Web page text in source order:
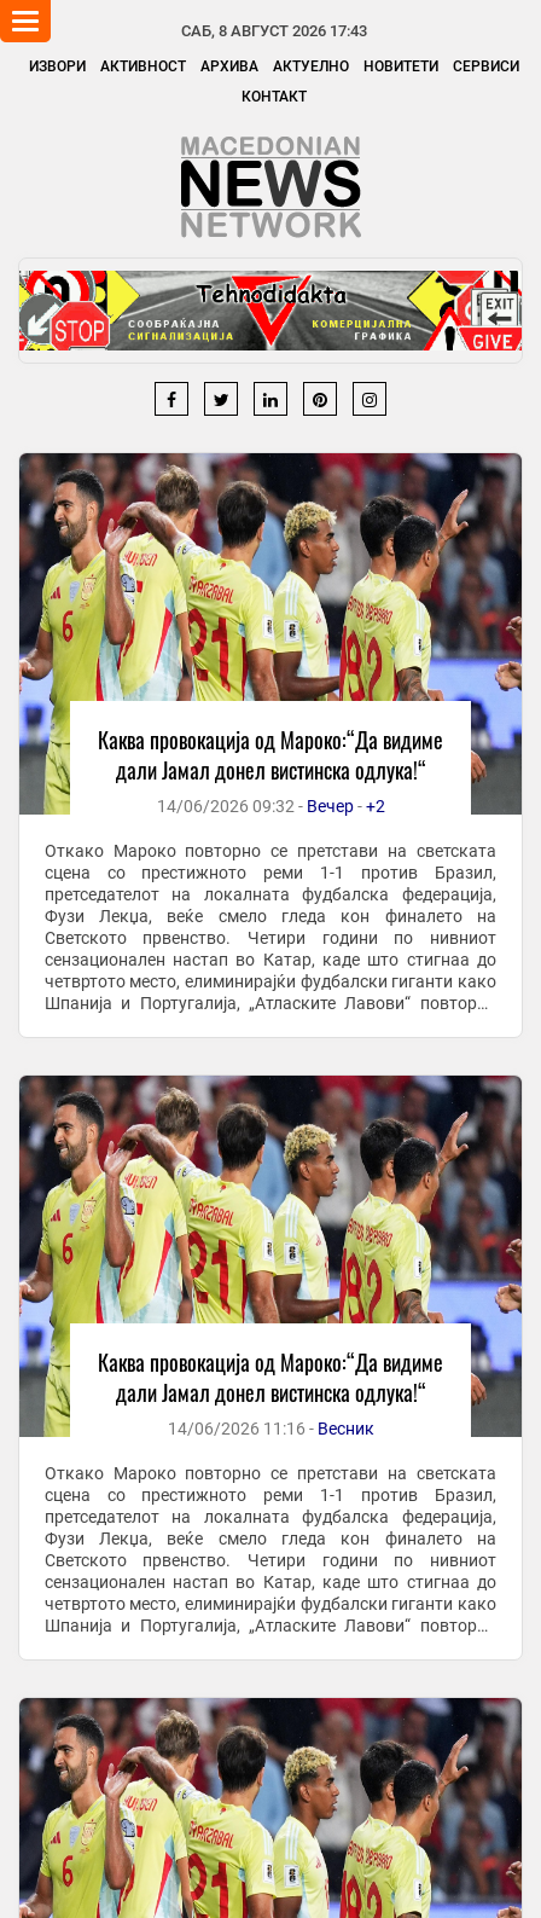
САБ, 8 АВГУСТ 2026 17:43
ИЗВОРИ АКТИВНОСТ АРХИВА АКТУЕЛНО НОВИТЕТИ
СЕРВИСИ
КОНТАКТ
Toggle
navigation
Каква провокација од Мароко:“Да видиме
дали Јамал донел вистинска одлука!“
14/06/2026 09:32 - Вечер-+2
Откако Мароко повторно се претстави на светската
сцена со престижното реми 1-1 против Бразил,
претседателот на локалната фудбалска федерација,
Фузи Лекџа, веќе смело гледа кон финалето на
Светското првенство. Четири години по нивниот
сензационален настап во Катар, каде што стигнаа до
четвртото место, елиминирајќи фудбалски гиганти како
Шпанија и Португалија, „Атласките Лавови“ повторно
Каква провокација од Мароко:“Да видиме
дали Јамал донел вистинска одлука!“
14/06/2026 11:16 - Весник
Откако Мароко повторно се претстави на светската
сцена со престижното реми 1-1 против Бразил,
претседателот на локалната фудбалска федерација,
Фузи Лекџа, веќе смело гледа кон финалето на
Светското првенство. Четири години по нивниот
сензационален настап во Катар, каде што стигнаа до
четвртото место, елиминирајќи фудбалски гиганти како
Шпанија и Португалија, „Атласките Лавови“ повторно